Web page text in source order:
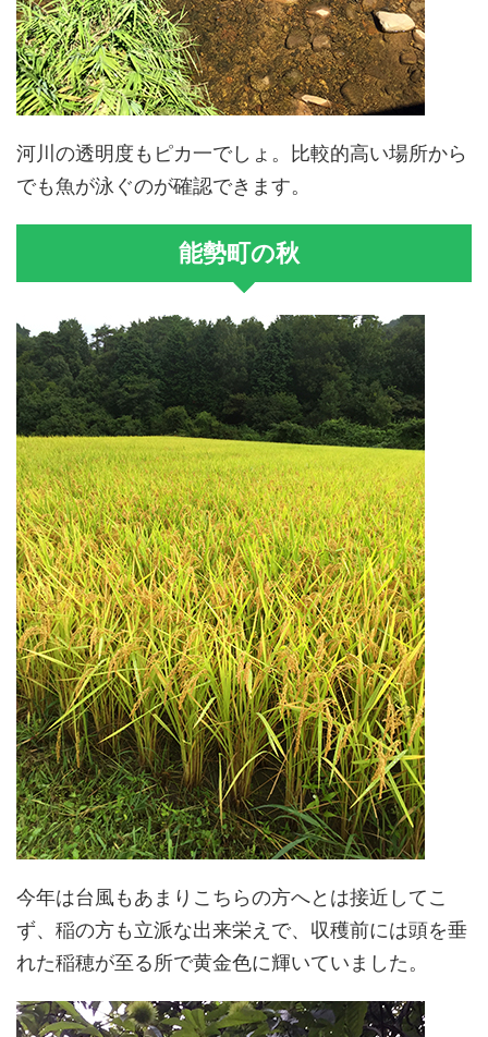
河川の透明度もピカ一でしょ。比較的高い場所から
でも魚が泳ぐのが確認できます。
能勢町の秋
今年は台風もあまりこちらの方へとは接近してこ
ず、稲の方も立派な出来栄えで、収穫前には頭を垂
れた稲穂が至る所で黄金色に輝いていました。